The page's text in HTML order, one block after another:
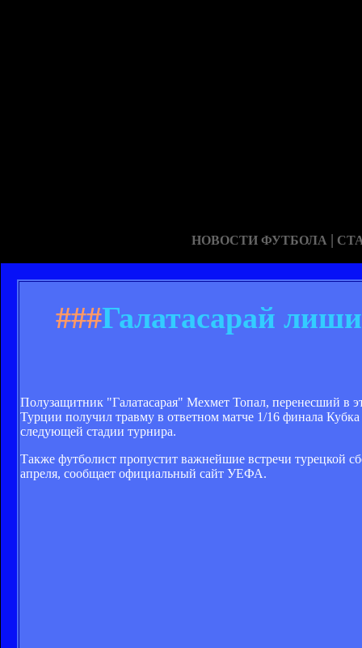
НОВОСТИ ФУТБОЛА |
###Галатасарай
Полузащитник "Галатасарая" Мехмет Топал, перенесший в
Турции получил травму в ответном матче 1/16 финала
следующей стадии турнира.
Также футболист пропустит важнейшие встречи турецкой
апреля, сообщает официальный сайт УЕФА.